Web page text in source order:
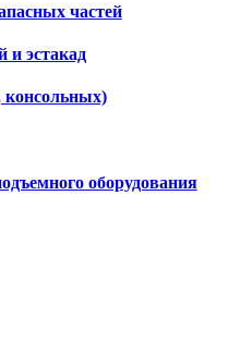
частей
и эстакад
консольных)
оборудования